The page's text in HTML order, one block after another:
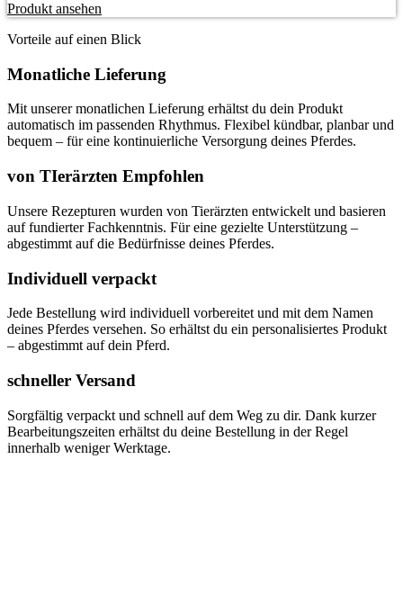
Produkt ansehen
Vorteile auf einen Blick
Monatliche Lieferung
Mit unserer monatlichen Lieferung erhältst du dein Produkt
automatisch im passenden Rhythmus. Flexibel kündbar, planbar und
bequem – für eine kontinuierliche Versorgung deines Pferdes.
von TIerärzten Empfohlen
Unsere Rezepturen wurden von Tierärzten entwickelt und basieren
auf fundierter Fachkenntnis. Für eine gezielte Unterstützung –
abgestimmt auf die Bedürfnisse deines Pferdes.
Individuell verpackt
Jede Bestellung wird individuell vorbereitet und mit dem Namen
deines Pferdes versehen. So erhältst du ein personalisiertes Produkt
– abgestimmt auf dein Pferd.
schneller Versand
Sorgfältig verpackt und schnell auf dem Weg zu dir. Dank kurzer
Bearbeitungszeiten erhältst du deine Bestellung in der Regel
innerhalb weniger Werktage.